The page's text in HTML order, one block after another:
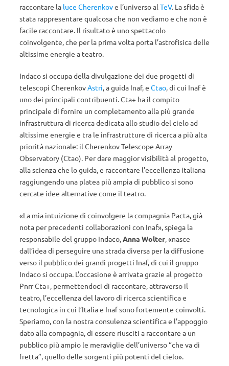
raccontare la luce Cherenkove l’universo al TeV. La sfida è
stata rappresentare qualcosa che non vediamo e che non è
facile raccontare. Il risultato è uno spettacolo
coinvolgente, che per la prima volta porta l’astrofisica delle
altissime energie a teatro.
Indaco si occupa della divulgazione dei due progetti di
telescopi CherenkovAstri, a guida Inaf, e Ctao, di cui Inaf è
uno dei principali contribuenti. Cta+ ha il compito
principale di fornire un completamento alla più grande
infrastruttura di ricerca dedicata allo studio del cielo ad
altissime energie e tra le infrastrutture di ricerca a più alta
priorità nazionale: il Cherenkov Telescope Array
Observatory (Ctao). Per dare maggior visibilità al progetto,
alla scienza che lo guida, e raccontare l’eccellenza italiana
raggiungendo una platea più ampia di pubblico si sono
cercate idee alternative come il teatro.
«La mia intuizione di coinvolgere la compagnia Pacta, già
nota per precedenti collaborazioni con Inaf», spiega la
responsabile del gruppo Indaco,Anna Wolter, «nasce
dall’idea di perseguire una strada diversa per la diffusione
verso il pubblico dei grandi progetti Inaf, di cui il gruppo
Indaco si occupa. L’occasione è arrivata grazie al progetto
Pnrr Cta+, permettendoci di raccontare, attraverso il
teatro, l’eccellenza del lavoro di ricerca scientifica e
tecnologica in cui l’Italia e Inaf sono fortemente coinvolti.
Speriamo, con la nostra consulenza scientifica e l’appoggio
dato alla compagnia, di essere riusciti a raccontare a un
pubblico più ampio le meraviglie dell’universo “che va di
fretta”, quello delle sorgenti più potenti del cielo».